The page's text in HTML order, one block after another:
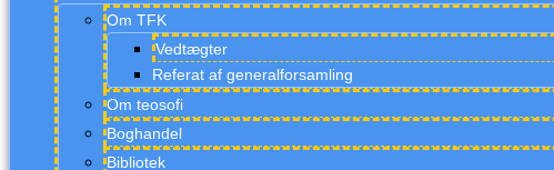
Om TFK
Vedtægter
Referat af generalforsamling
Om teosofi
Boghandel
Bibliotek